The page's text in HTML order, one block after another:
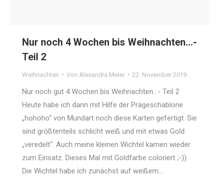
Nur noch 4 Wochen bis Weihnachten…-
Teil 2
Weihnachten Von Alexandra Meier 22. November 2019
Nur noch gut 4 Wochen bis Weihnachten…- Teil 2
Heute habe ich dann mit Hilfe der Prägeschablone
„hohoho“ von Mundart noch diese Karten gefertigt. Sie
sind größtenteils schlicht weiß und mit etwas Gold
„veredelt“. Auch meine kleinen Wichtel kamen wieder
zum Einsatz. Dieses Mal mit Goldfarbe coloriert ;-)).
Die Wichtel habe ich zunächst auf weißem…